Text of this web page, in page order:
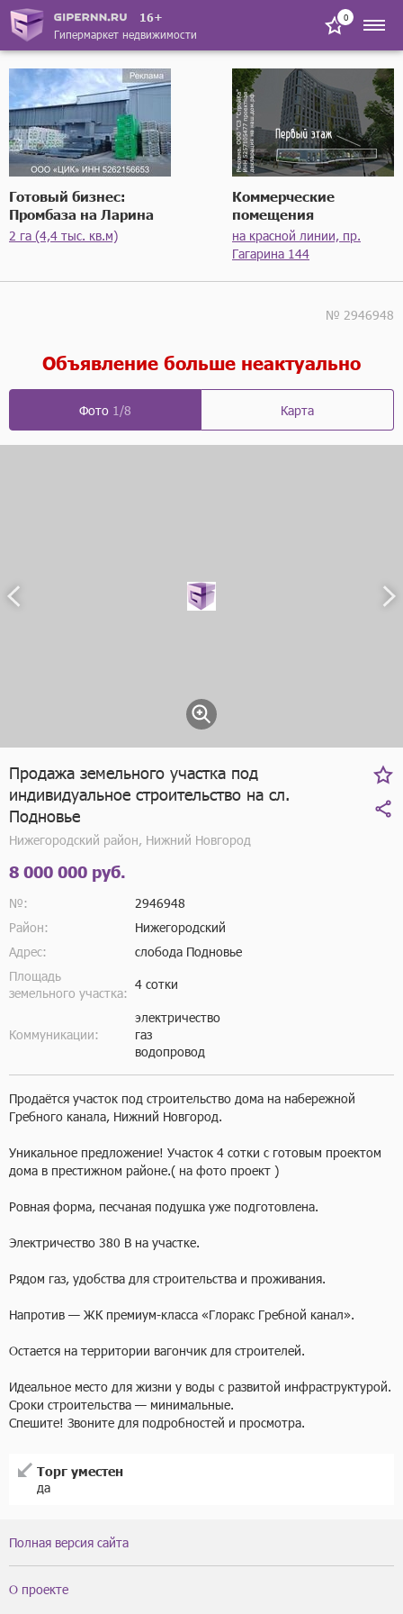
16+
Гипермаркет недвижимости
0
Готовый бизнес:
Промбаза на Ларина
2 га (4,4 тыс. кв.м)
Коммерческие
помещения
на красной линии, пр.
Гагарина 144
№ 2946948
Объявление больше неактуально
Фото 1/8 Карта
Продажа земельного участка под
индивидуальное строительство на сл.
Подновье
Нижегородский район, Нижний Новгород
8 000 000 руб.
№:
2946948
Район:
Нижегородский
Адрес:
слобода Подновье
Площадь
земельного участка: 4 сотки
Коммуникации:
электричество
газ
водопровод
Продаётся участок под строительство дома на набережной
Гребного канала, Нижний Новгород.
Уникальное предложение! Участок 4 сотки с готовым проектом
дома в престижном районе.( на фото проект )
Ровная форма, песчаная подушка уже подготовлена.
Электричество 380 В на участке.
Рядом газ, удобства для строительства и проживания.
Напротив — ЖК премиум-класса «Глоракс Гребной канал».
Остается на территории вагончик для строителей.
Идеальное место для жизни у воды с развитой инфраструктурой.
Сроки строительства — минимальные.
Спешите! Звоните для подробностей и просмотра.
Торг уместен
да
Полная версия сайта
О проекте